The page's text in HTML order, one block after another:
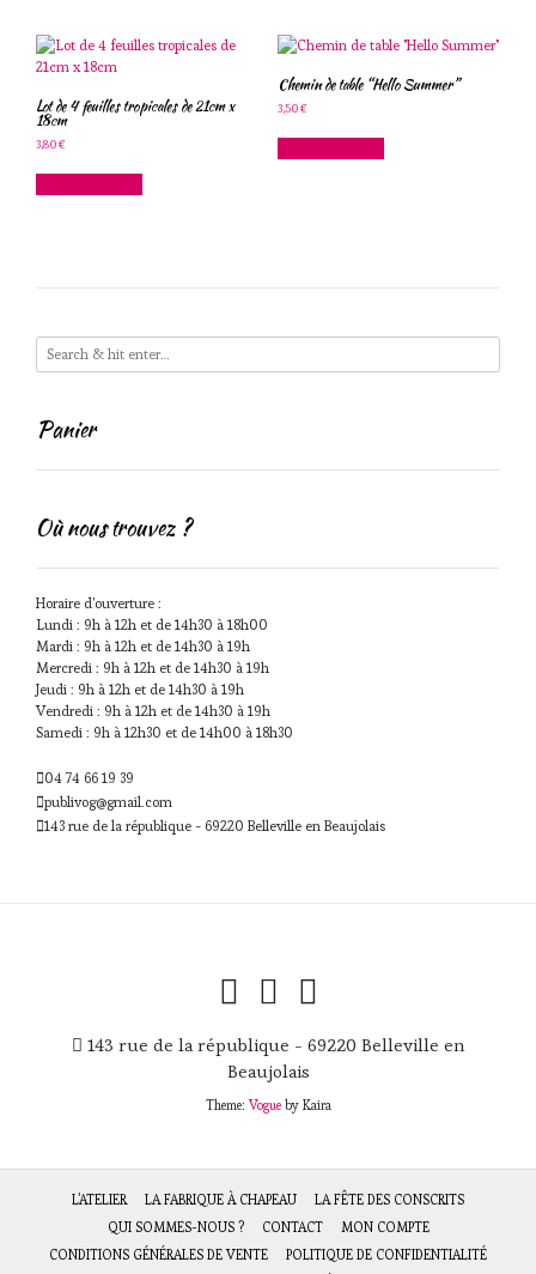
Lot de 4 feuilles tropicales de 21cm x
18cm
3,80€
Chemin de table “Hello Summer”
3,50€
Panier
Où nous trouvez ?
Horaire d'ouverture :
Lundi : 9h à 12h et de 14h30 à 18h00
Mardi : 9h à 12h et de 14h30 à 19h
Mercredi : 9h à 12h et de 14h30 à 19h
Jeudi : 9h à 12h et de 14h30 à 19h
Vendredi : 9h à 12h et de 14h30 à 19h
Samedi : 9h à 12h30 et de 14h00 à 18h30
04 74 66 19 39
publivog@gmail.com
143 rue de la république - 69220 Belleville en Beaujolais
143 rue de la république - 69220 Belleville en
Beaujolais
Theme:Vogueby Kaira
L’ATELIER LA FABRIQUE À CHAPEAU
LA FÊTE DES CONSCRITS
QUI SOMMES-NOUS ?
CONTACT
MON COMPTE
CONDITIONS GÉNÉRALES DE VENTE
POLITIQUE DE CONFIDENTIALITÉ